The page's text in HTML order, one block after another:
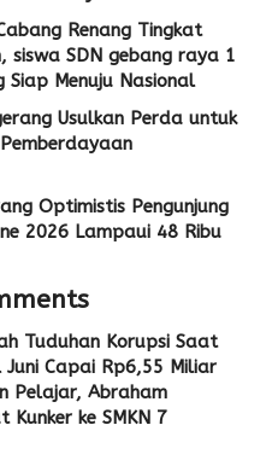
Renang Tingkat
siswa SDN gebang raya 1
Menuju Nasional
Usulkan Perda untuk
Optimistis Pengunjung
2026 Lampaui 48 Ribu
Tuduhan Korupsi Saat
Capai Rp6,55 Miliar
Pelajar, Abraham
Kunker ke SMKN 7